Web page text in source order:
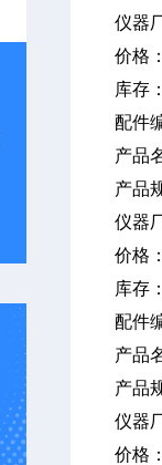
仪器
价格
库存
配件
产品
产品
仪器
价格
库存
配件
产品
产品
仪器
价格